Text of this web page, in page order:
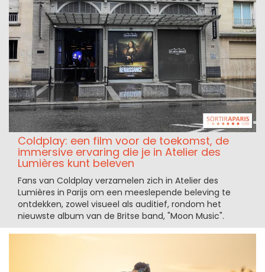
Coldplay: een film voor de toekomst, de
immersive ervaring die je in Atelier des
Lumières kunt beleven
Fans van Coldplay verzamelen zich in Atelier des
Lumières in Parijs om een meeslepende beleving te
ontdekken, zowel visueel als auditief, rondom het
nieuwste album van de Britse band, "Moon Music".